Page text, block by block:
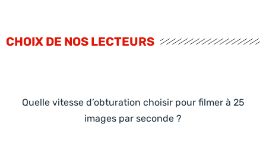
CHOIX DE NOS LECTEURS
Quelle vitesse d’obturation choisir pour filmer à 25
images par seconde ?